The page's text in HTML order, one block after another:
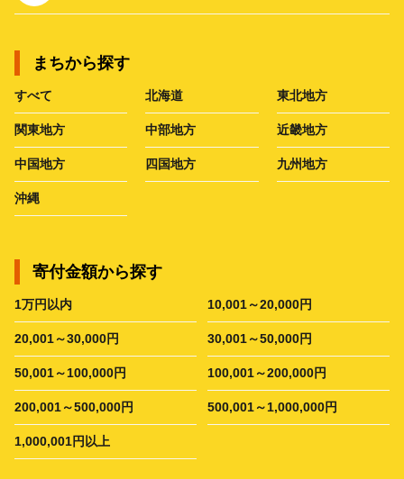
まちから探す
すべて 北海道 東北地方
関東地方 中部地方 近畿地方
中国地方 四国地方 九州地方
沖縄
寄付金額から探す
1万円以内 10,001～20,000円
20,001～30,000円 30,001～50,000円
50,001～100,000円 100,001～200,000円
200,001～500,000円 500,001～1,000,000円
1,000,001円以上